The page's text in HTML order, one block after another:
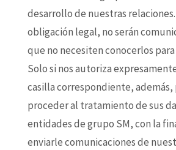
desarrollo de nuestras
obligación legal, no serán
que no necesiten conocerlos
Solo si nos autoriza
casilla correspondiente, además,
proceder al tratamiento de sus
entidades de grupo SM, con la
enviarle comunicaciones de